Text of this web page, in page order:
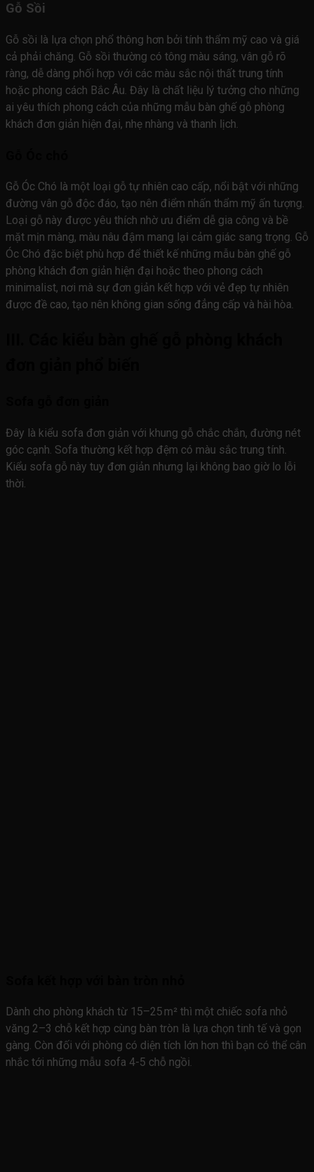
Gỗ Sồi
Gỗ sồi là lựa chọn phổ thông hơn bởi tính thẩm mỹ cao và giá
cả phải chăng. Gỗ sồi thường có tông màu sáng, vân gỗ rõ
ràng, dễ dàng phối hợp với các màu sắc nội thất trung tính
hoặc phong cách Bắc Âu. Đây là chất liệu lý tưởng cho những
ai yêu thích phong cách của những mẫu bàn ghế gỗ phòng
khách đơn giản hiện đại, nhẹ nhàng và thanh lịch.
Gỗ Óc Chó là một loại gỗ tự nhiên cao cấp, nổi bật với những
đường vân gỗ độc đáo, tạo nên điểm nhấn thẩm mỹ ấn tượng.
Loại gỗ này được yêu thích nhờ ưu điểm dễ gia công và bề
mặt mịn màng, màu nâu đậm mang lại cảm giác sang trọng. Gỗ
Óc Chó đặc biệt phù hợp để thiết kế những mẫu bàn ghế gỗ
phòng khách đơn giản hiện đại hoặc theo phong cách
minimalist, nơi mà sự đơn giản kết hợp với vẻ đẹp tự nhiên
được đề cao, tạo nên không gian sống đẳng cấp và hài hòa.
Đây là kiểu sofa đơn giản với khung gỗ chắc chắn, đường nét
góc cạnh. Sofa thường kết hợp đệm có màu sắc trung tính.
Kiểu sofa gỗ này tuy đơn giản nhưng lại không bao giờ lo lỗi
thời.
Dành cho phòng khách từ 15–25 m² thì một chiếc sofa nhỏ
văng 2–3 chỗ kết hợp cùng bàn tròn là lựa chọn tinh tế và gọn
gàng. Còn đối với phòng có diện tích lớn hơn thì bạn có thể cân
nhắc tới những mẫu sofa 4-5 chỗ ngồi.